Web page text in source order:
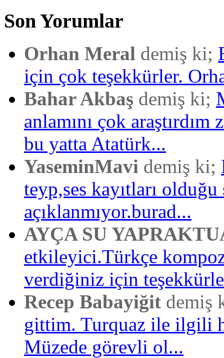
Son Yorumlar
Orhan Meral demiş ki;
için çok teşekkürler.
Bahar Akbaş demiş ki;
anlamını çok araştırdım
bu yatta Atatürk...
YaseminMavi demiş ki;
teyp,ses kayıtları
açıklanmıyor.burad...
AYÇA SU
etkileyici.Türkçe
verdiğiniz için
Recep Babayiğit demiş
gittim. Turquaz ile ilgili
Müzede görevli ol...